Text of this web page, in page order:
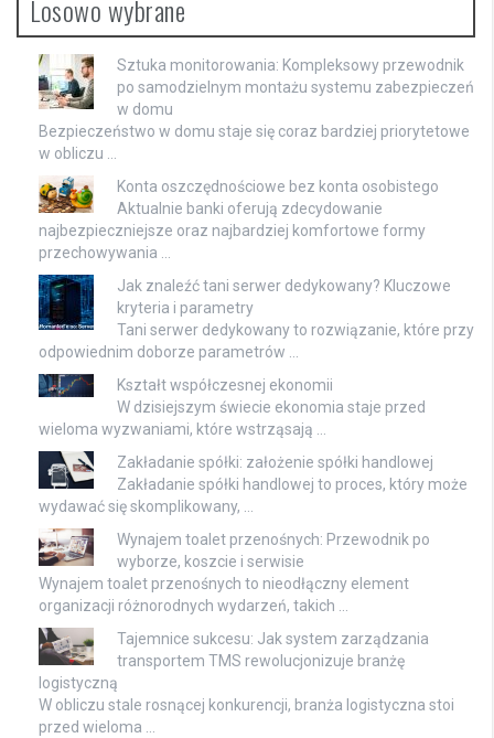
Losowo wybrane
Sztuka monitorowania: Kompleksowy przewodnik
po samodzielnym montażu systemu zabezpieczeń
w domu
Bezpieczeństwo w domu staje się coraz bardziej priorytetowe
w obliczu …
Konta oszczędnościowe bez konta osobistego
Aktualnie banki oferują zdecydowanie
najbezpieczniejsze oraz najbardziej komfortowe formy
przechowywania …
Jak znaleźć tani serwer dedykowany? Kluczowe
kryteria i parametry
Tani serwer dedykowany to rozwiązanie, które przy
odpowiednim doborze parametrów …
Kształt współczesnej ekonomii
W dzisiejszym świecie ekonomia staje przed
wieloma wyzwaniami, które wstrząsają …
Zakładanie spółki: założenie spółki handlowej
Zakładanie spółki handlowej to proces, który może
wydawać się skomplikowany, …
Wynajem toalet przenośnych: Przewodnik po
wyborze, koszcie i serwisie
Wynajem toalet przenośnych to nieodłączny element
organizacji różnorodnych wydarzeń, takich …
Tajemnice sukcesu: Jak system zarządzania
transportem TMS rewolucjonizuje branżę
logistyczną
W obliczu stale rosnącej konkurencji, branża logistyczna stoi
przed wieloma …